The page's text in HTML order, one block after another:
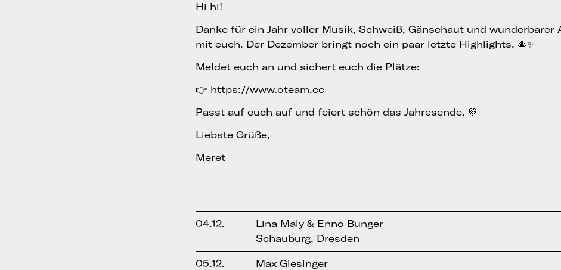
Hi hi!
Danke für ein Jahr voller Musik, Schweiß, Gänsehaut und wunderbarer
mit euch. Der Dezember bringt noch ein paar letzte Highlights. 🎄✨
Meldet euch an und sichert euch die Plätze:
👉 https://www.oteam.cc
Passt auf euch auf und feiert schön das Jahresende. 💚
Liebste Grüße,
Meret
04.12.
Lina Maly & Enno Bunger
Schauburg, Dresden
05.12.
Max Giesinger